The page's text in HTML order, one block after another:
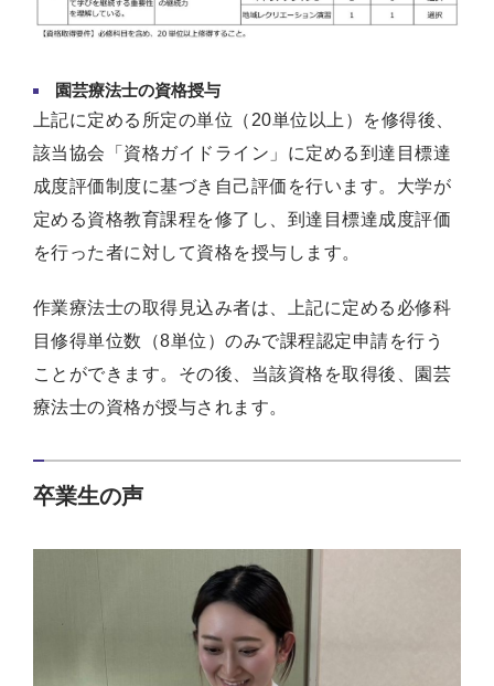
園芸療法士の資格授与
上記に定める所定の単位（20単位以上）を修得後、
該当協会「資格ガイドライン」に定める到達目標達
成度評価制度に基づき自己評価を行います。大学が
定める資格教育課程を修了し、到達目標達成度評価
を行った者に対して資格を授与します。
作業療法士の取得見込み者は、上記に定める必修科
目修得単位数（8単位）のみで課程認定申請を行う
ことができます。その後、当該資格を取得後、園芸
療法士の資格が授与されます。
卒業生の声